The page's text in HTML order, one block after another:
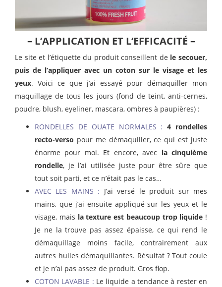
– L’APPLICATION ET L’EFFICACITÉ –
Le site et l’étiquette du produit conseillent de le secouer,
puis de l’appliquer avec un coton sur le visage et les
yeux. Voici ce que j’ai essayé pour démaquiller mon
maquillage de tous les jours (fond de teint, anti-cernes,
poudre, blush, eyeliner, mascara, ombres à paupières) :
RONDELLES DE OUATE NORMALES : 4 rondelles
recto-verso pour me démaquiller, ce qui est juste
énorme pour moi. Et encore, avec la cinquième
rondelle, je l’ai utilisée juste pour être sûre que
tout soit parti, et ce n’était pas le cas…
AVEC LES MAINS : J’ai versé le produit sur mes
mains, que j’ai ensuite appliqué sur les yeux et le
visage, mais la texture est beaucoup trop liquide !
Je ne la trouve pas assez épaisse, ce qui rend le
démaquillage moins facile, contrairement aux
autres huiles démaquillantes. Résultat ? Tout coule
et je n’ai pas assez de produit. Gros flop.
COTON LAVABLE : Le liquide a tendance à rester en